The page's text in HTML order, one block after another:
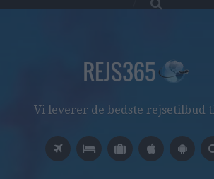
Vi leverer de bedste rejsetilbud